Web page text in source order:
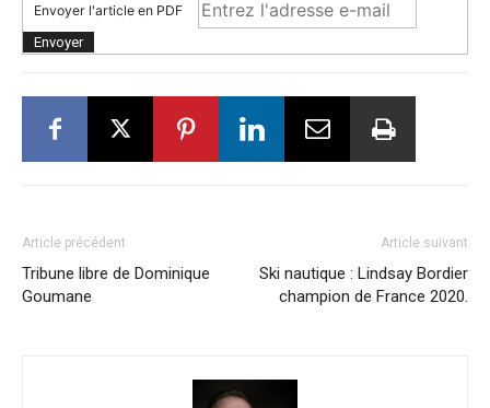
Envoyer l'article en PDF
Article précédent
Tribune libre de Dominique
Goumane
Article suivant
Ski nautique : Lindsay Bordier
champion de France 2020.